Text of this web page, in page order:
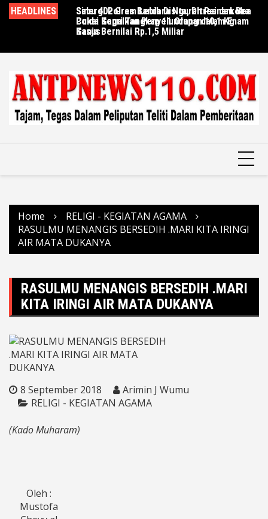
SkipHEADLINES
Ditresnarkoba
dalam Enam
Sinergi Polres Bandara Ngurah Rai dan Bea
Cukai Gagalkan Penyelundupan 10,1 Kg
Ganja Bernilai Rp.1,5 Miliar
Polda Jabar Musnahkan Barang Bukti
Bernilai Rp.20 Miliar, Gubernur Dedi Mulyadi
Janji Sediakan Knalpot Standar Gratis
Home
RELIGI - KEGIATAN AGAMA
RASULMU MENANGIS BERSEDIH .MARI KITA IRINGI
AIR MATA DUKANYA
RASULMU MENANGIS BERSEDIH .MARI
KITA IRINGI AIR MATA DUKANYA
8 September 2018
Arimin J Wumu
RELIGI - KEGIATAN AGAMA
(Kado Muharam)
Oleh :
Mustofa